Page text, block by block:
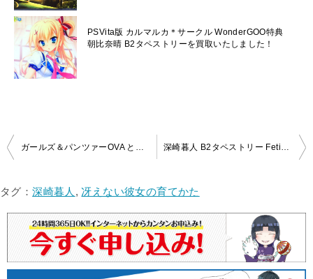
PSVita版 カルマルカ＊サークル WonderGOO特典
朝比奈晴 B2タペストリーを買取いたしました！
投
ナ
シ
タグ：深崎暮人 ,冴えない彼女の育てかた